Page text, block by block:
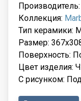
Производитель:
Коллекция:
Тип керамики:
Размер:
Поверхность:
Цвет изделия:
С рисунком: